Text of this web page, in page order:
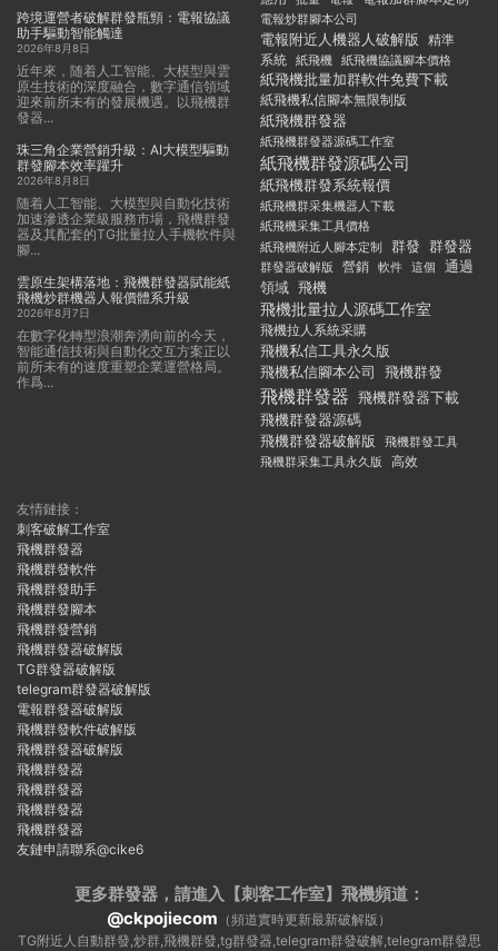
跨境運營者破解群發瓶頸：電報協議
助手驅動智能觸達
2026年8月8日
近年來，随着人工智能、大模型與雲
原生技術的深度融合，數字通信領域
迎來前所未有的發展機遇。以飛機群
發器...
珠三角企業營銷升級：AI大模型驅動
群發腳本效率躍升
2026年8月8日
随着人工智能、大模型與自動化技術
加速滲透企業級服務市場，飛機群發
器及其配套的TG批量拉人手機軟件與
腳...
雲原生架構落地：飛機群發器賦能紙
飛機炒群機器人報價體系升級
2026年8月7日
在數字化轉型浪潮奔湧向前的今天，
智能通信技術與自動化交互方案正以
前所未有的速度重塑企業運營格局。
作爲...
電報炒群腳本公司
電報附近人機器人破解版 精準
系統 紙飛機 紙飛機協議腳本價格
紙飛機批量加群軟件免費下載
紙飛機私信腳本無限制版
紙飛機群發器
紙飛機群發器源碼工作室
紙飛機群發源碼公司
紙飛機群發系統報價
紙飛機群采集機器人下載
紙飛機采集工具價格
紙飛機附近人腳本定制
群發 群發器
群發器破解版 營銷 軟件 這個
通過
領域 飛機
飛機批量拉人源碼工作室
飛機拉人系統采購
飛機私信工具永久版
飛機私信腳本公司
飛機群發
飛機群發器 飛機群發器下載
飛機群發器源碼
飛機群發器破解版
飛機群發工具
飛機群采集工具永久版
高效
友情鏈接：
刺客破解工作室
飛機群發器
飛機群發軟件
飛機群發助手
飛機群發腳本
飛機群發營銷
飛機群發器破解版
TG群發器破解版
telegram群發器破解版
電報群發器破解版
飛機群發軟件破解版
飛機群發器破解版
飛機群發器
飛機群發器
飛機群發器
飛機群發器
友鏈申請聯系@cike6
更多群發器，請進入【刺客工作室】 飛機頻道：
@ckpojiecom （頻道實時更新最新破解版）
TG附近人自動群發,炒群,飛機群發,tg群發器,telegram群發破解,telegram群發思